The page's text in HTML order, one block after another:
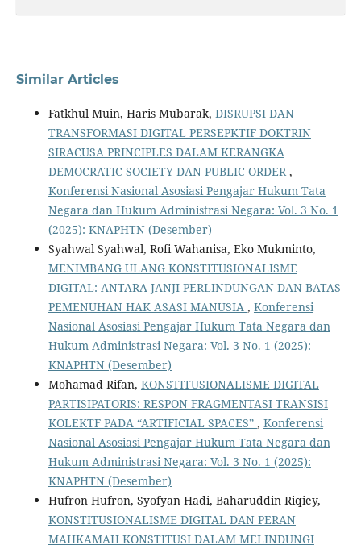
Similar Articles
Fatkhul Muin, Haris Mubarak, DISRUPSI DAN
TRANSFORMASI DIGITAL PERSEPKTIF DOKTRIN
SIRACUSA PRINCIPLES DALAM KERANGKA
DEMOCRATIC SOCIETY DAN PUBLIC ORDER ,
Konferensi Nasional Asosiasi Pengajar Hukum Tata
Negara dan Hukum Administrasi Negara: Vol. 3 No. 1
(2025): KNAPHTN (Desember)
Syahwal Syahwal, Rofi Wahanisa, Eko Mukminto,
MENIMBANG ULANG KONSTITUSIONALISME
DIGITAL: ANTARA JANJI PERLINDUNGAN DAN BATAS
PEMENUHAN HAK ASASI MANUSIA , Konferensi
Nasional Asosiasi Pengajar Hukum Tata Negara dan
Hukum Administrasi Negara: Vol. 3 No. 1 (2025):
KNAPHTN (Desember)
Mohamad Rifan, KONSTITUSIONALISME DIGITAL
PARTISIPATORIS: RESPON FRAGMENTASI TRANSISI
KOLEKTF PADA “ARTIFICIAL SPACES” , Konferensi
Nasional Asosiasi Pengajar Hukum Tata Negara dan
Hukum Administrasi Negara: Vol. 3 No. 1 (2025):
KNAPHTN (Desember)
Hufron Hufron, Syofyan Hadi, Baharuddin Riqiey,
KONSTITUSIONALISME DIGITAL DAN PERAN
MAHKAMAH KONSTITUSI DALAM MELINDUNGI